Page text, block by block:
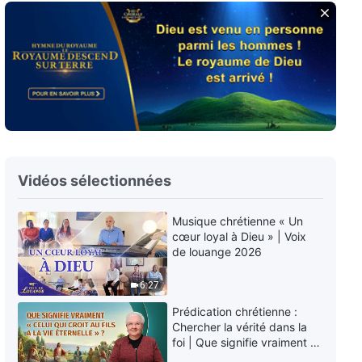
9:13
Paroles de Dieu quotidiennes :
Connaître l'œuvre de Dieu |
Extrait 167
Paroles de Dieu quotidiennes :
Connaître l'œuvre de Dieu |
4:47
Paroles de Dieu quotidiennes :
Extrait 169
4:56
Paroles de Dieu quotidiennes :
Connaître l'œuvre de Dieu |
Extrait 170
Vidéos sélectionnées
6:27
Musique chrétienne « Un
cœur loyal à Dieu » | Voix
de louange 2026
Prédication chrétienne :
Chercher la vérité dans la
foi | Que signifie vraiment «